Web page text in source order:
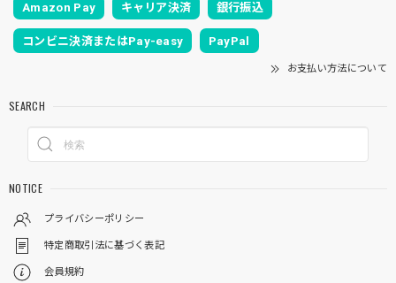
Amazon Pay キャリア決済 銀行振込
コンビニ決済またはPay-easy PayPal
お支払い方法について
SEARCH
NOTICE
プライバシーポリシー
特定商取引法に基づく表記
会員規約